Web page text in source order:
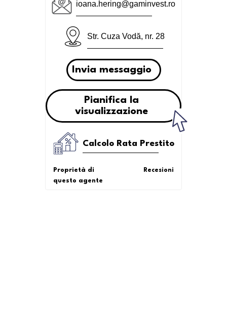
ioana.hering@gaminvest.ro
Str. Cuza Vodă, nr. 28
Invia messaggio
Pianifica la
visualizzazione
Calcolo Rata Prestito
Proprietà di
questo agente
Recesioni